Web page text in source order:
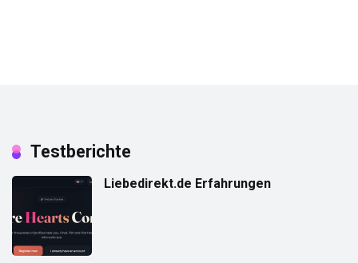
Testberichte
Liebedirekt.de Erfahrungen